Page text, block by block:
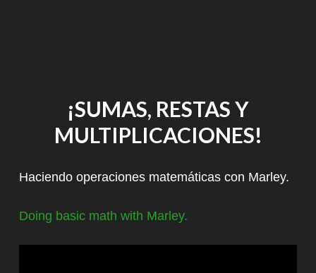
¡SUMAS, RESTAS Y
MULTIPLICACIONES!
Haciendo operaciones matemáticas con Marley.
Doing basic math with Marley.